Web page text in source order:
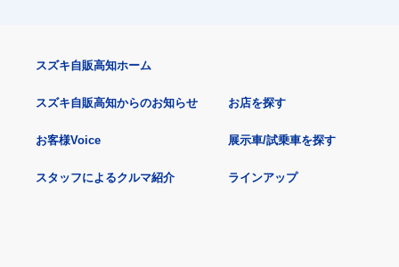
スズキ自販高知ホーム
スズキ自販高知からのお知らせ
お客様Voice
スタッフによるクルマ紹介
お店を探す
展示車/試乗車を探す
ラインアップ